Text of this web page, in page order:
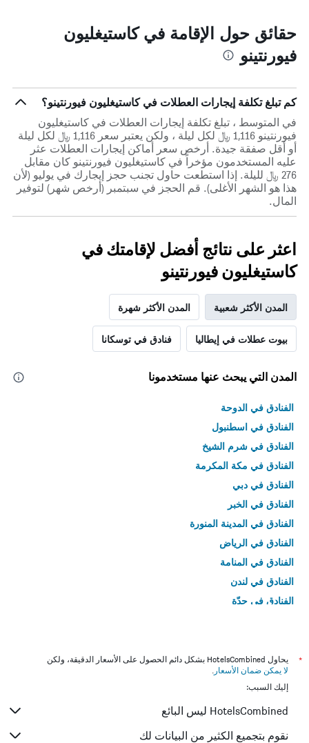
حقائق حول الإقامة في كاستيغليون
فيورنتينو
كم تبلغ تكلفة إيجارات العطلات في كاستيغليون فيورنتينو؟
في المتوسط ، تبلغ تكلفة إيجارات العطلات في كاستيغليون
فيورنتينو 1,116 ﷼ لكل ليلة ، ولكن يعتبر سعر 1,116 ﷼ لكل ليلة
أو أقل صفقة جيدة. أرخص سعر أماكن إيجارات العطلات عثر
عليه المستخدمون مؤخراً في كاستيغليون فيورنتينو كان مقابل
276 ﷼ لليلة. إذا استطعت حاول تجنب حجز إيجارك في يوليو (لأن
هذا هو الشهر الأغلى). قم الحجز في سبتمبر (أرخص شهر) لتوفير
المال.
اعثر على نتائج أفضل لإقامتك في
كاستيغليون فيورنتينو
المدن الأكثر شعبية المدن الأكثر شهرة
بيوت عطلات في إيطاليا فنادق في توسكانا
المدن التي يبحث عنها مستخدمونا
الفنادق في الدوحة
الفنادق في اسطنبول
الفنادق في شرم الشيخ
الفنادق في مكة المكرمة
الفنادق في دبي
الفنادق في الخبر
الفنادق في المدينة المنورة
الفنادق في الرياض
الفنادق في المنامة
الفنادق في لندن
الفنادق في جدّة
*
يحاول HotelsCombined بشكل دائم الحصول على الأسعار الدقيقة، ولكن
لا يمكن ضمان الأسعار .
إليك السبب:
HotelsCombined ليس البائع
نقوم بتجميع الكثير من البيانات لك